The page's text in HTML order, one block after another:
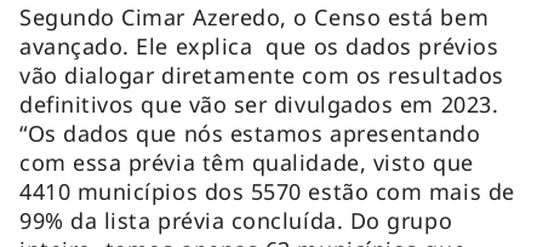
Segundo Cimar Azeredo, o Censo está bem
avançado. Ele explica que os dados prévios
vão dialogar diretamente com os resultados
definitivos que vão ser divulgados em 2023.
“Os dados que nós estamos apresentando
com essa prévia têm qualidade, visto que
4410 municípios dos 5570 estão com mais de
99% da lista prévia concluída. Do grupo